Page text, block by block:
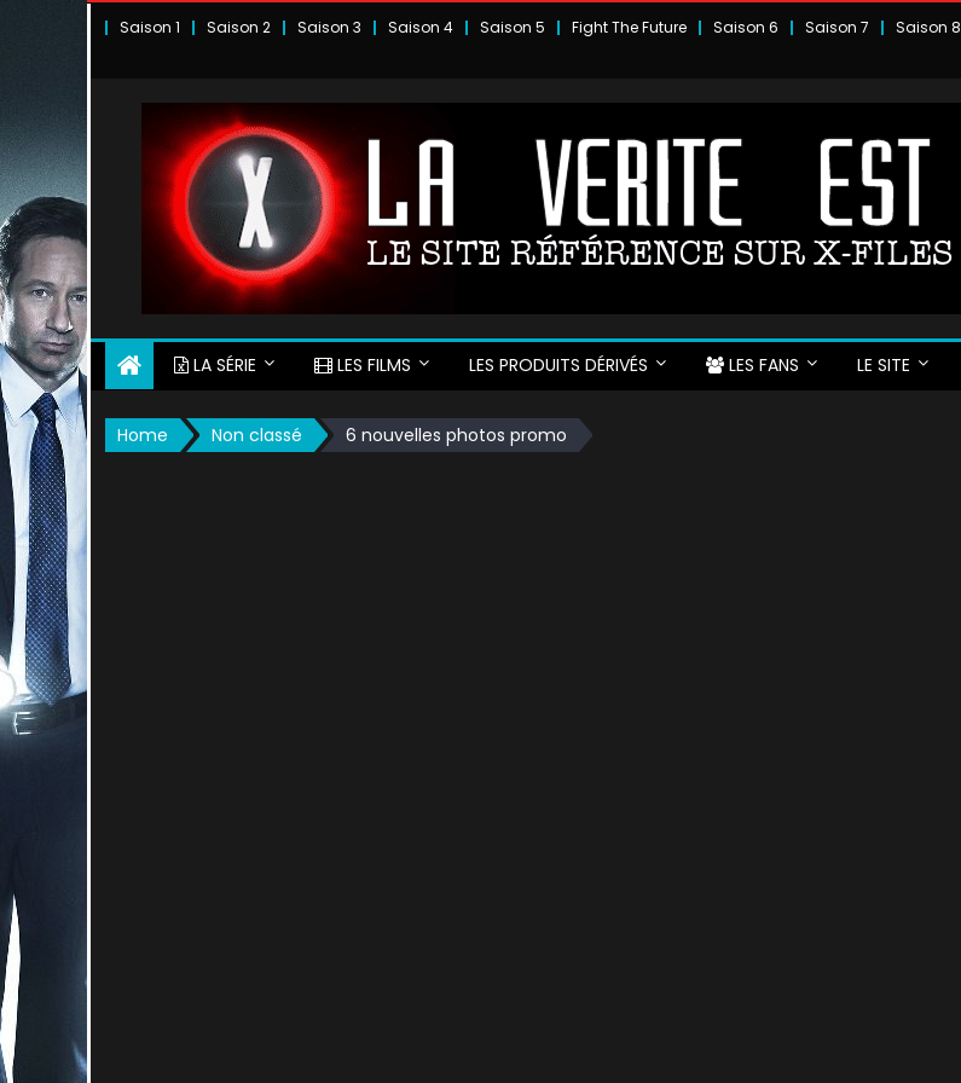
Saison 1 Saison 2 Saison 3 Saison 4 Saison 5 Fight The Future Saison 6 Saison 7 Saison 8
LA SÉRIE LES FILMS LES PRODUITS DÉRIVÉS LES FANS LE SITE
Home Non classé 6 nouvelles photos promo